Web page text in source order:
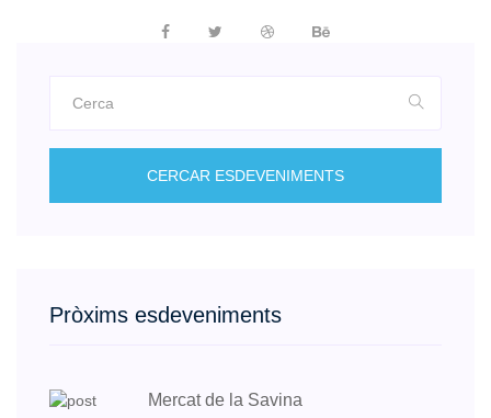
CERCAR ESDEVENIMENTS
Pròxims esdeveniments
Mercat de la Savina